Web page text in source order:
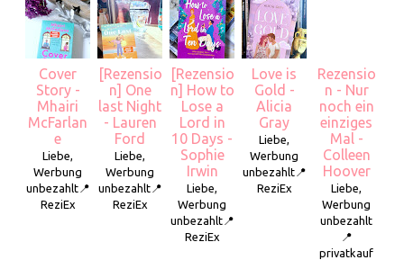
Cover
Story -
Mhairi
McFarlan
e
Liebe,
Werbung
unbezahlt📍
ReziEx
[Rezensio
n] One
last Night
- Lauren
Ford
Liebe,
Werbung
unbezahlt📍
ReziEx
[Rezensio
n] How to
Lose a
Lord in
10 Days -
Sophie
Irwin
Liebe,
Werbung
unbezahlt📍
ReziEx
Love is
Gold -
Alicia
Gray
Liebe,
Werbung
unbezahlt📍
ReziEx
Rezensio
n - Nur
noch ein
einziges
Mal -
Colleen
Hoover
Liebe,
Werbung
unbezahlt
📍
privatkauf